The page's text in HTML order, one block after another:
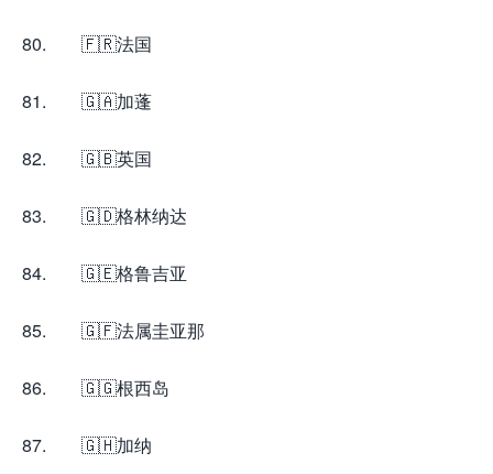
80. 🇫🇷法国
81. 🇬🇦加蓬
82. 🇬🇧英国
83. 🇬🇩格林纳达
84. 🇬🇪格鲁吉亚
85. 🇬🇫法属圭亚那
86. 🇬🇬根西岛
87. 🇬🇭加纳